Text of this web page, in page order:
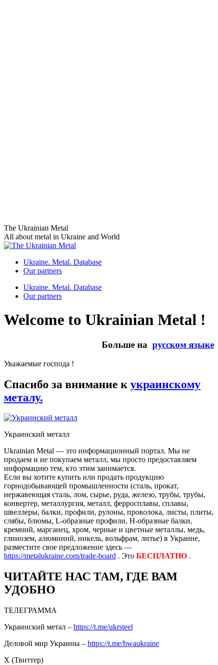
Skip
to
content
The Ukrainian Metal
All about metal in Ukraine and World
Ukraine. Metal. Database
Our partners
Ukraine. Metal. Database
Our partners
Welcome to Ukrainian Metal !
Больше на русском языке
Уважаемые господа !
Спасибо за внимание к украинскому
металу.
Украинский металл
Ukrainian Metal — это информационный портал. Мы не
продаем и не покупаем металл, мы просто предоставляем
информацию тем, кто этим занимается.
Если вы хотите купить или продать продукцию
горнодобывающей промышленности (сталь, прокат,
нержавеющая сталь, лом, сырье, руда, железо, трубы, трубы,
конвертер, металлургия, металл, ферросплавы, сплавы,
швеллеры, балки, профили, рулоны, проволока, листы, плиты,
слябы, блюмы, L-образные профили, H-образные балки,
кремний, марганец, хром, черные и цветные металлы, медь,
глинозем, алюминий, никель, вольфрам, литье) в Украине,
разместите свое предложение здесь —
https://metalukraine.com/trade-board . Это БЕСПЛАТНО .
ЧИТАЙТЕ НАС ТАМ, ГДЕ ВАМ
УДОБНО
ТЕЛЕГРАММА
Украинский метал – https://t.me/ukrsteel
Деловой мир Украины – https://t.me/bwaukraine
Х (Твиттер)